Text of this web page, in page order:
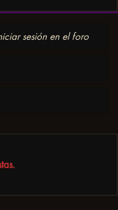
sesión en el foro